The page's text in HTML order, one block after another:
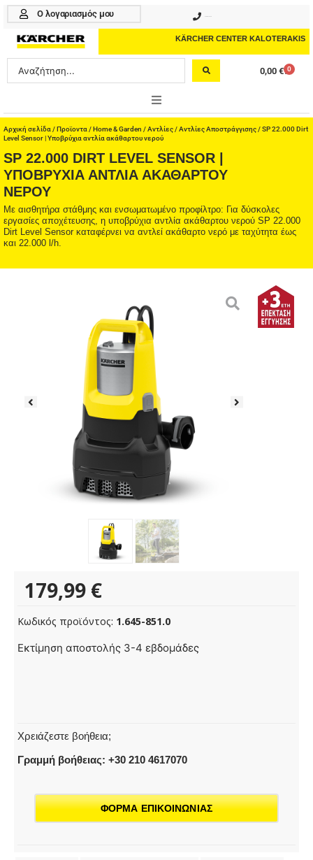
Μετάβαση
περιεχόμενο
Ο λογαριασμός μου
KÄRCHER CENTER KALOTERAKIS
Search
...
0,00 € 0
Cart
ONLINE SHOP
HOME & GARDEN
PROFESSIONAL
ΑΞΕΣΟΥΑΡ
ΚΑΘΑΡΙΣΤΙΚΑ
Αρχική σελίδα /Προϊοντα /Home & Garden /Αντλίες/Αντλίες Αποστράγγισης/ SP 22.000 Dirt
Level Sensor | Υποβρύχια αντλία ακάθαρτου νερού
SP 22.000 DIRT LEVEL SENSOR |
ΥΠΟΒΡΎΧΙΑ ΑΝΤΛΊΑ ΑΚΆΘΑΡΤΟΥ
ΝΕΡΟΎ
Με αισθητήρα στάθμης και ενσωματωμένο προφίλτρο: Για δύσκολες
εργασίες αποχέτευσης, η υποβρύχια αντλία ακάθαρτου νερού SP 22.000
Dirt Level Sensor καταφέρνει να αντλεί ακάθαρτο νερό με ταχύτητα έως
και 22.000 l/h.
179,99 €
Κωδικός προϊόντος: 1.645-851.0
Εκτίμηση αποστολής 3-4 εβδομάδες
Χρειάζεστε βοήθεια;
Γραμμή βοήθειας: +30 210 4617070
ΦΟΡΜΑ ΕΠΙΚΟΙΝΩΝΙΑΣ